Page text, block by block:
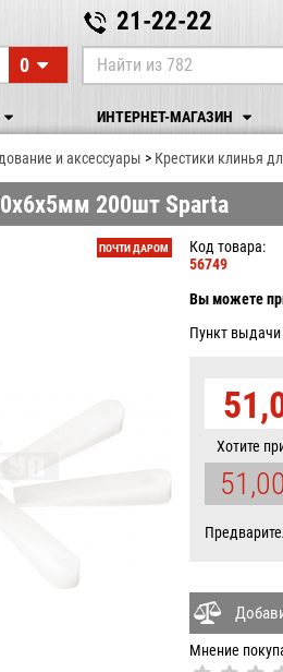
21-22-22
0
ИНТЕРНЕТ-МАГАЗИН
и аксессуары Крестики клинья
200шт Sparta
ПОЧТИ ДАРОМ
Код товара:
56749
Вы можете
Пункт выдачи
Хотите
Мнение